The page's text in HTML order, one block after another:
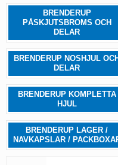
BRENDERUP
PÅSKJUTSBROMS OCH
DELAR
BRENDERUP NOSHJUL OCH
DELAR
BRENDERUP KOMPLETTA
HJUL
BRENDERUP LAGER /
NAVKAPSLAR /